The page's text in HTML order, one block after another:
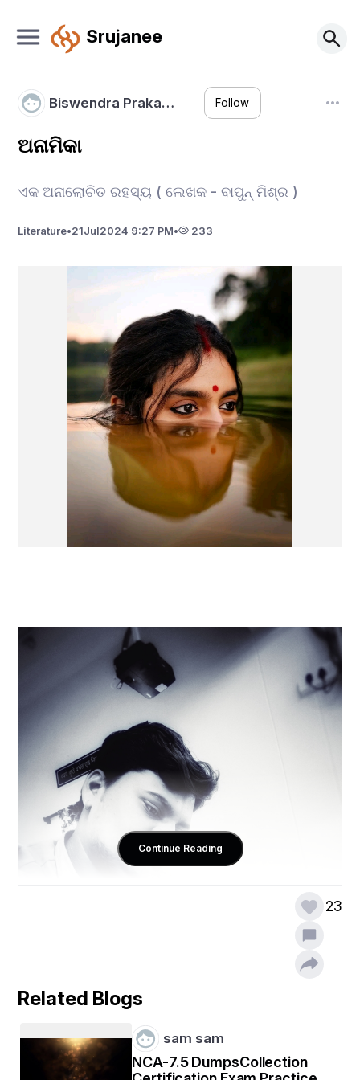
Srujanee
Biswendra Praka… Follow
ଅନାମିକା
ଏକ ଅନାଲୋଚିତ ରହସ୍ୟ ( ଲେଖକ - ବାପୁନ୍ ମିଶ୍ର )
Literature•21Jul2024 9:27 PM• 233
Continue Reading
23
Related Blogs
sam sam
NCA-7.5 DumpsCollection